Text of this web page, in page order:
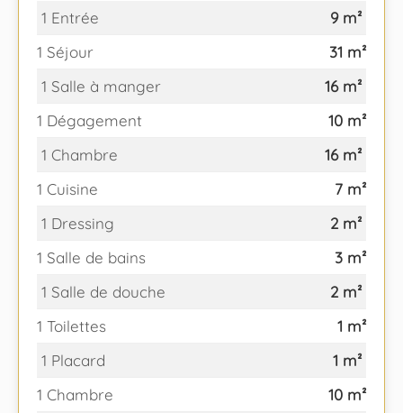
1 Entrée
9 m²
1 Séjour
31 m²
1 Salle à manger
16 m²
1 Dégagement
10 m²
1 Chambre
16 m²
1 Cuisine
7 m²
1 Dressing
2 m²
1 Salle de bains
3 m²
1 Salle de douche
2 m²
1 Toilettes
1 m²
1 Placard
1 m²
1 Chambre
10 m²